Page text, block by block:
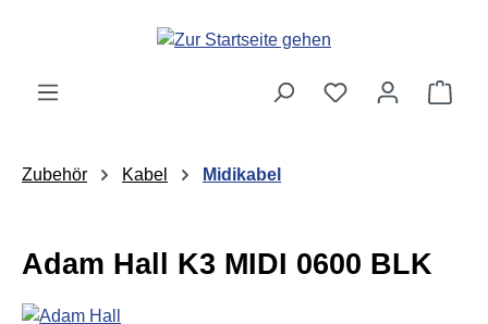
Zum Hauptinhalt springen
Zubehör Kabel Midikabel
Adam Hall K3 MIDI 0600 BLK